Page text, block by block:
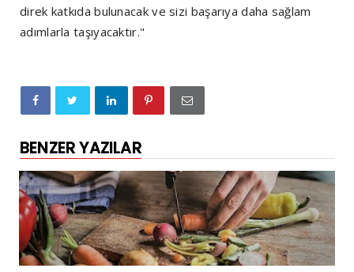
direk katkıda bulunacak ve sizi başarıya daha sağlam
adımlarla taşıyacaktır."
BENZER YAZILAR